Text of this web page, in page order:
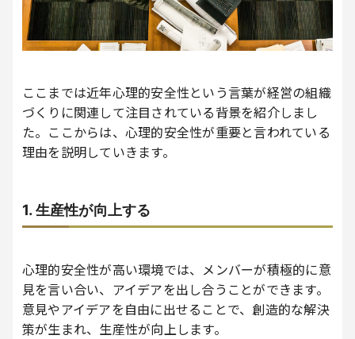
ここまでは近年心理的安全性という言葉が経営の組織
づくりに関連して注目されている背景を紹介しまし
た。ここからは、心理的安全性が重要と言われている
理由を説明していきます。
1. 生産性が向上する
心理的安全性が高い環境では、メンバーが積極的に意
見を言い合い、アイデアを出し合うことができます。
意見やアイデアを自由に出せることで、創造的な解決
策が生まれ、生産性が向上します。